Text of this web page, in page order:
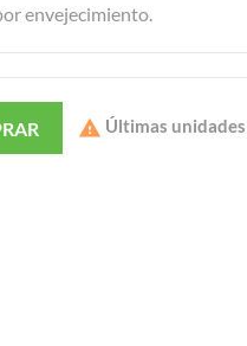
envejecimiento.
 Últimas